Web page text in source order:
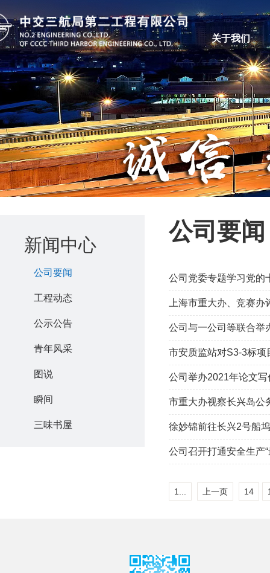
关于我们
新闻中心
公司要闻
工程动态
公示公告
青年风采
图说
瞬间
三味书屋
公司要闻
公司党委专题学习党的
上海市重大办、竞赛
公司与一公司等联合举
市安质监站对S3-3标项
公司举办2021年论文写
市重大办视察长兴岛公
徐妙锦前往长兴2号船
公司召开打通安全生产
1... 上一页 14